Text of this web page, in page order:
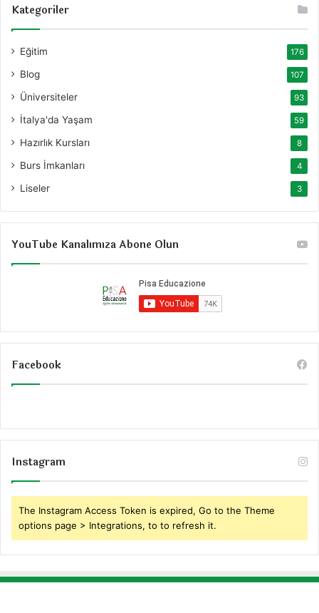
Kategoriler
Eğitim 176
Blog 107
Üniversiteler 93
İtalya'da Yaşam 59
Hazırlık Kursları 8
Burs İmkanları 4
Liseler 3
YouTube Kanalımıza Abone Olun
Facebook
Instagram
The Instagram Access Token is expired, Go to the Theme
options page > Integrations, to to refresh it.